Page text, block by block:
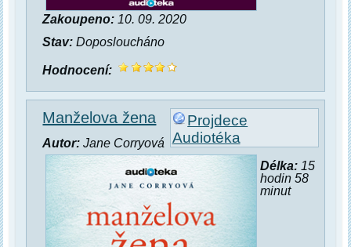
Zakoupeno: 10. 09. 2020
Stav: Doposloucháno
Hodnocení:
Projdece
Audiotéka
Manželova žena
Autor: Jane Corryová
Délka:15
hodin 58
minut